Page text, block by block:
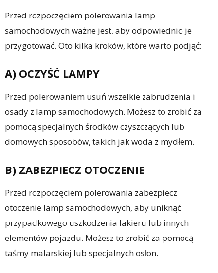
Przed rozpoczęciem polerowania lamp
samochodowych ważne jest, aby odpowiednio je
przygotować. Oto kilka kroków, które warto podjąć:
A) OCZYŚĆ LAMPY
Przed polerowaniem usuń wszelkie zabrudzenia i
osady z lamp samochodowych. Możesz to zrobić za
pomocą specjalnych środków czyszczących lub
domowych sposobów, takich jak woda z mydłem.
B) ZABEZPIECZ OTOCZENIE
Przed rozpoczęciem polerowania zabezpiecz
otoczenie lamp samochodowych, aby uniknąć
przypadkowego uszkodzenia lakieru lub innych
elementów pojazdu. Możesz to zrobić za pomocą
taśmy malarskiej lub specjalnych osłon.